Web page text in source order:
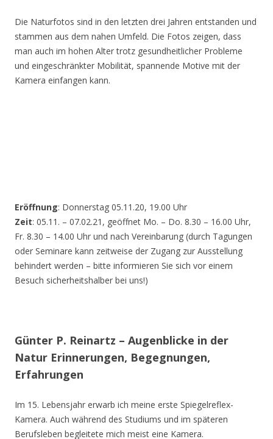
Die Naturfotos sind in den letzten drei Jahren entstanden und
stammen aus dem nahen Umfeld. Die Fotos zeigen, dass
man auch im hohen Alter trotz gesundheitlicher Probleme
und eingeschränkter Mobilität, spannende Motive mit der
Kamera einfangen kann.
Eröffnung: Donnerstag 05.11.20, 19.00 Uhr
Zeit: 05.11. – 07.02.21, geöffnet Mo. – Do. 8.30 – 16.00 Uhr,
Fr. 8.30 – 14.00 Uhr und nach Vereinbarung (durch Tagungen
oder Seminare kann zeitweise der Zugang zur Ausstellung
behindert werden – bitte informieren Sie sich vor einem
Besuch sicherheitshalber bei uns!)
Günter P. Reinartz – Augenblicke in der
Natur Erinnerungen, Begegnungen,
Erfahrungen
Im 15. Lebensjahr erwarb ich meine erste Spiegelreflex-
Kamera. Auch während des Studiums und im späteren
Berufsleben begleitete mich meist eine Kamera.